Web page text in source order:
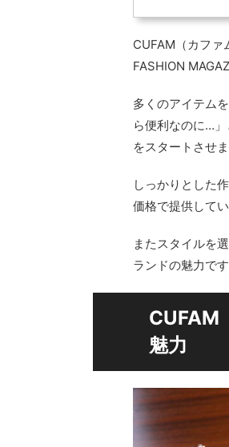
CUFAM（カファ
FASHION
多くのアイテム
ら便利なのに…
をスタートさせ
しっかりとした
価格で提供してい
またスタイルを
ランドの魅力です
CUFAM
魅力